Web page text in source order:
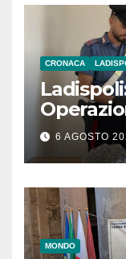
CRONACA
6 AGOSTO
MONDO